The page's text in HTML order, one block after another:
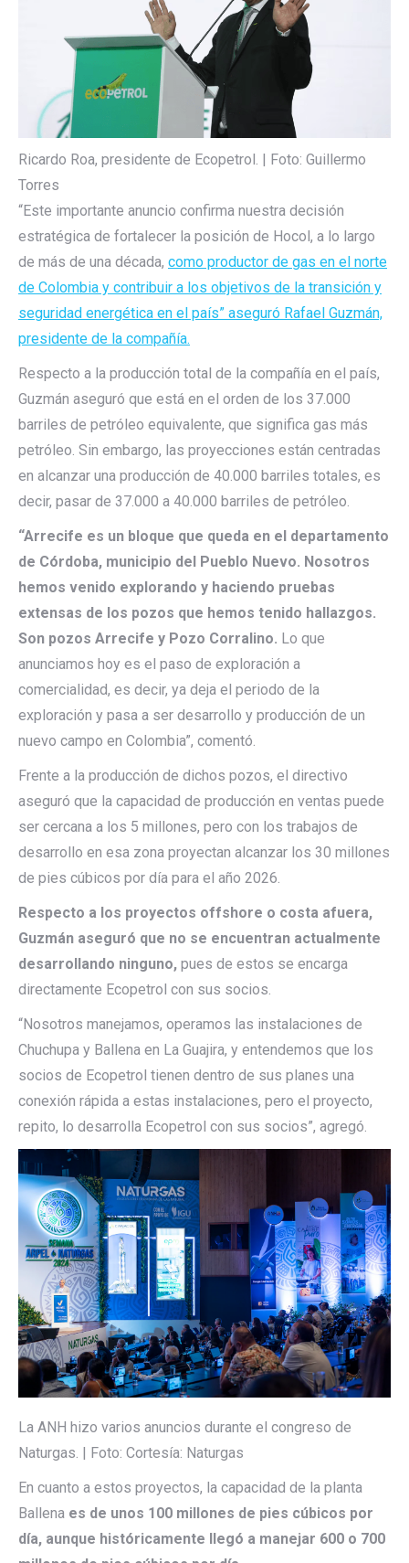
Ricardo Roa, presidente de Ecopetrol. | Foto: Guillermo
Torres
“Este importante anuncio confirma nuestra decisión
estratégica de fortalecer la posición de Hocol, a lo largo
de más de una década, como productor de gas en el norte
de Colombia y contribuir a los objetivos de la transición y
seguridad energética en el país” aseguró Rafael Guzmán,
presidente de la compañía.
Respecto a la producción total de la compañía en el país,
Guzmán aseguró que está en el orden de los 37.000
barriles de petróleo equivalente, que significa gas más
petróleo. Sin embargo, las proyecciones están centradas
en alcanzar una producción de 40.000 barriles totales, es
decir, pasar de 37.000 a 40.000 barriles de petróleo.
“Arrecife es un bloque que queda en el departamento
de Córdoba, municipio del Pueblo Nuevo. Nosotros
hemos venido explorando y haciendo pruebas
extensas de los pozos que hemos tenido hallazgos.
Son pozos Arrecife y Pozo Corralino. Lo que
anunciamos hoy es el paso de exploración a
comercialidad, es decir, ya deja el periodo de la
exploración y pasa a ser desarrollo y producción de un
nuevo campo en Colombia”, comentó.
Frente a la producción de dichos pozos, el directivo
aseguró que la capacidad de producción en ventas puede
ser cercana a los 5 millones, pero con los trabajos de
desarrollo en esa zona proyectan alcanzar los 30 millones
de pies cúbicos por día para el año 2026.
Respecto a los proyectos offshore o costa afuera,
Guzmán aseguró que no se encuentran actualmente
desarrollando ninguno, pues de estos se encarga
directamente Ecopetrol con sus socios.
“Nosotros manejamos, operamos las instalaciones de
Chuchupa y Ballena en La Guajira, y entendemos que los
socios de Ecopetrol tienen dentro de sus planes una
conexión rápida a estas instalaciones, pero el proyecto,
repito, lo desarrolla Ecopetrol con sus socios”, agregó.
La ANH hizo varios anuncios durante el congreso de
Naturgas. | Foto: Cortesía: Naturgas
En cuanto a estos proyectos, la capacidad de la planta
Ballena es de unos 100 millones de pies cúbicos por
día, aunque históricamente llegó a manejar 600 o 700